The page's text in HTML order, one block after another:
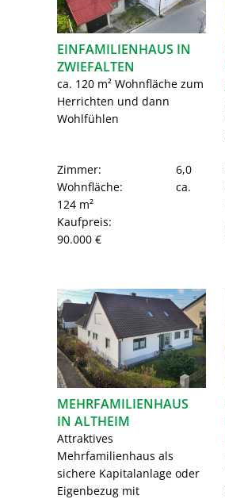
EINFAMILIENHAUS IN
ZWIEFALTEN
ca. 120 m² Wohnfläche zum
Herrichten und dann
Wohlfühlen
Zimmer:
6,0
Wohnfläche:
ca.
124 m²
Kaufpreis:
90.000 €
MEHRFAMILIENHAUS
IN ALTHEIM
Attraktives
Mehrfamilienhaus als
sichere Kapitalanlage oder
Eigenbezug mit